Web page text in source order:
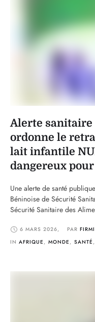
Alerte sanitaire
ordonne le
lait infantile
dangereux
Une alerte de santé
Béninoise de Sécurité
Sécurité Sanitaire des
nourrissons sur toute
une contamination
6 MARS 2026, PAR
IN AFRIQUE , MONDE , SANTÉ ,